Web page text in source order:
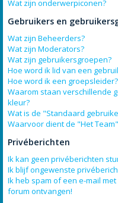
Wat zijn onderwerpiconen?
Gebruikers en
Wat zijn Beheerders?
Wat zijn Moderators?
Wat zijn gebruikersgroepen?
Hoe word ik lid van een
Hoe word ik een groepsleider?
Waarom staan verschillende
kleur?
Wat is de "Standaard
Waarvoor dient de "Het
Privéberichten
Ik kan geen privéberichten
Ik blijf ongewenste
Ik heb spam of een e-mail
forum ontvangen!